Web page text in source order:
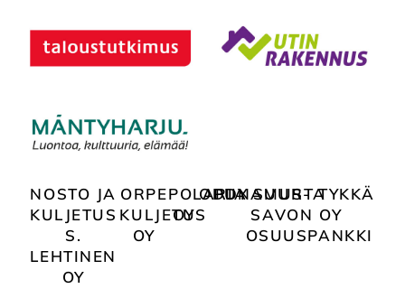
NOSTO JA
KULJETUS
S.
LEHTINEN
OY
ORPE
KULJETUS
OY
POLARIA
OY
ODDY
PUNAMUSTA
SUUR-
SAVON
OSUUSPANKKI
TYKKÄ
OY